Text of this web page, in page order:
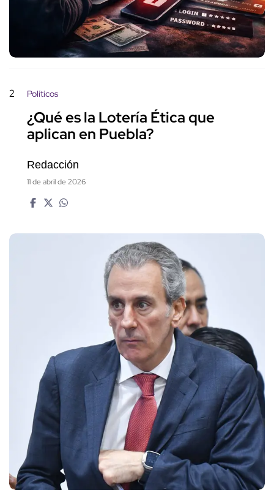
2 Políticos
¿Qué es la Lotería Ética que
aplican en Puebla?
Redacción
11 de abril de 2026